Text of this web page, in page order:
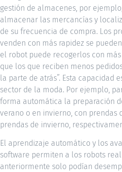
gestión de almacenes, por
almacenar las mercancías y
de su frecuencia de compra. Los
venden con más rapidez se
el robot puede recogerlos con
que los que reciben menos
la parte de atrás”. Esta capacidad
sector de la moda. Por ejemplo,
forma automática la preparación
verano o en invierno, con prendas
prendas de invierno,
El aprendizaje automático y los
software permiten a los robots
anteriormente solo podían